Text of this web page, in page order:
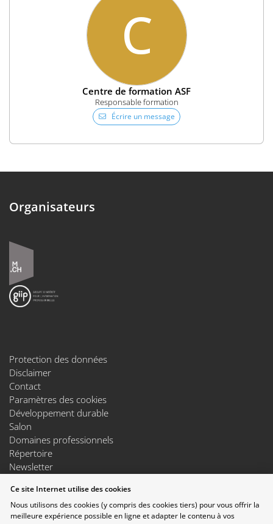
C
Centre de formation ASF
Responsable formation
Écrire un message
Organisateurs
Protection des données
Disclaimer
Contact
Paramètres des cookies
Développement durable
Salon
Domaines professionnels
Répertoire
Newsletter
Exposants
Conférences
Points forts
Ce site Internet utilise des cookies
Nous utilisons des cookies (y compris des cookies tiers) pour vous offrir la
meilleure expérience possible en ligne et adapter le contenu à vos